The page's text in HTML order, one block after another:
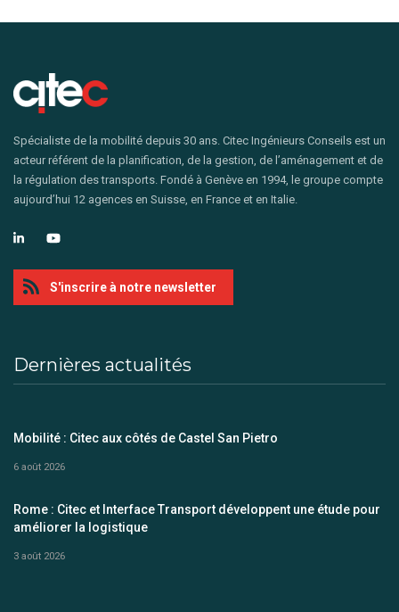
Spécialiste de la mobilité depuis 30 ans. Citec Ingénieurs Conseils est un
acteur référent de la planification, de la gestion, de l’aménagement et de
la régulation des transports. Fondé à Genève en 1994, le groupe compte
aujourd’hui 12 agences en Suisse, en France et en Italie.
S'inscrire à notre newsletter
Dernières actualités
Mobilité : Citec aux côtés de Castel San Pietro
6 août 2026
Rome : Citec et Interface Transport développent une étude pour
améliorer la logistique
3 août 2026